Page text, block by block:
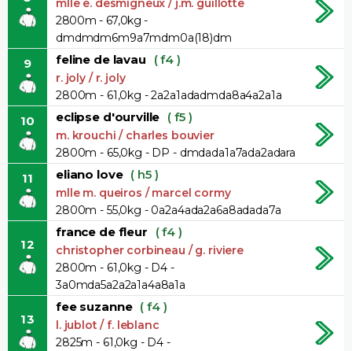
mlle e. desmigneux / j.m. guillotte
2800m - 67,0kg -
dmdmdm6m9a7mdm0a(18)dm
9 feline de lavau ( f4 )
r. joly / r. joly
2800m - 61,0kg - 2a2a1adadmda8a4a2a1a
10 eclipse d'ourville ( f5 )
m. krouchi / charles bouvier
2800m - 65,0kg - DP - dmdada1a7ada2adara
11 eliano love ( h5 )
mlle m. queiros / marcel cormy
2800m - 55,0kg - 0a2a4ada2a6a8adada7a
12
france de fleur ( f4 )
christopher corbineau / g. riviere
2800m - 61,0kg - D4 -
3a0mda5a2a2a1a4a8a1a
13
fee suzanne ( f4 )
l. jublot / f. leblanc
2825m - 61,0kg - D4 -